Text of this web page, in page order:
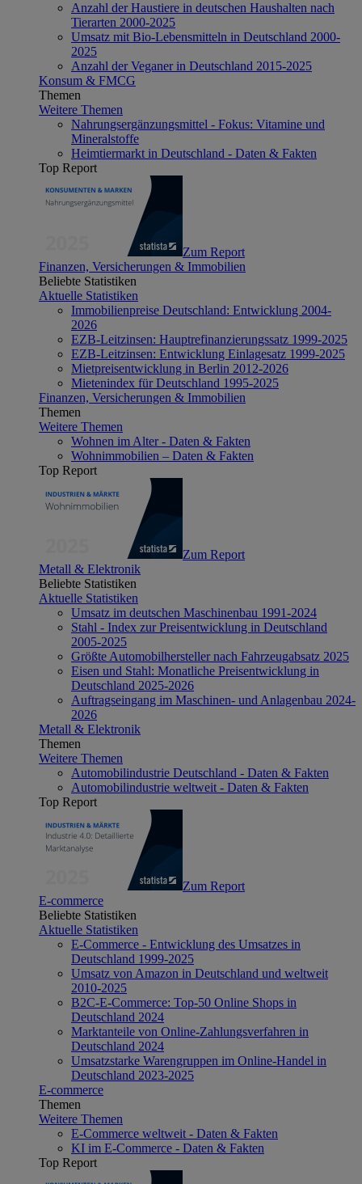
Anzahl der Haustiere in deutschen Haushalten nach
Tierarten 2000-2025
Umsatz mit Bio-Lebensmitteln in Deutschland 2000-
2025
Anzahl der Veganer in Deutschland 2015-2025
Konsum & FMCG
Themen
Weitere Themen
Nahrungsergänzungsmittel - Fokus: Vitamine und
Mineralstoffe
Heimtiermarkt in Deutschland - Daten & Fakten
Top Report
Zum Report
Finanzen, Versicherungen & Immobilien
Beliebte Statistiken
Aktuelle Statistiken
Immobilienpreise Deutschland: Entwicklung 2004-
2026
EZB-Leitzinsen: Hauptrefinanzierungssatz 1999-2025
EZB-Leitzinsen: Entwicklung Einlagesatz 1999-2025
Mietpreisentwicklung in Berlin 2012-2026
Mietenindex für Deutschland 1995-2025
Finanzen, Versicherungen & Immobilien
Themen
Weitere Themen
Wohnen im Alter - Daten & Fakten
Wohnimmobilien – Daten & Fakten
Top Report
Zum Report
Metall & Elektronik
Beliebte Statistiken
Aktuelle Statistiken
Umsatz im deutschen Maschinenbau 1991-2024
Stahl - Index zur Preisentwicklung in Deutschland
2005-2025
Größte Automobilhersteller nach Fahrzeugabsatz 2025
Eisen und Stahl: Monatliche Preisentwicklung in
Deutschland 2025-2026
Auftragseingang im Maschinen- und Anlagenbau 2024-
2026
Metall & Elektronik
Themen
Weitere Themen
Automobilindustrie Deutschland - Daten & Fakten
Automobilindustrie weltweit - Daten & Fakten
Top Report
Zum Report
E-commerce
Beliebte Statistiken
Aktuelle Statistiken
E-Commerce - Entwicklung des Umsatzes in
Deutschland 1999-2025
Umsatz von Amazon in Deutschland und weltweit
2010-2025
B2C-E-Commerce: Top-50 Online Shops in
Deutschland 2024
Marktanteile von Online-Zahlungsverfahren in
Deutschland 2024
Umsatzstarke Warengruppen im Online-Handel in
Deutschland 2023-2025
E-commerce
Themen
Weitere Themen
E-Commerce weltweit - Daten & Fakten
KI im E-Commerce - Daten & Fakten
Top Report